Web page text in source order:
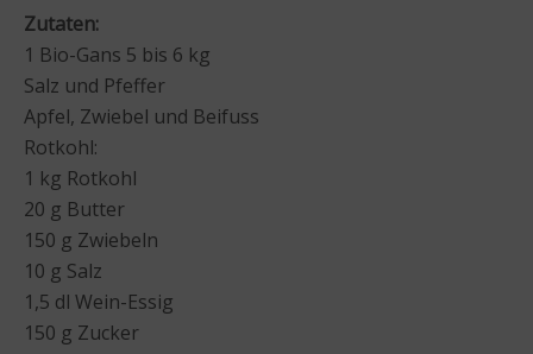
Zutaten:
1 Bio-Gans 5 bis 6 kg
Salz und Pfeffer
Apfel, Zwiebel und Beifuss
Rotkohl:
1 kg Rotkohl
20 g Butter
150 g Zwiebeln
10 g Salz
1,5 dl Wein-Essig
150 g Zucker